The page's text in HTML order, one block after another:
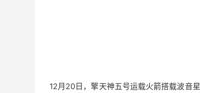
12月20日，擎天神五号运载火箭搭载波音